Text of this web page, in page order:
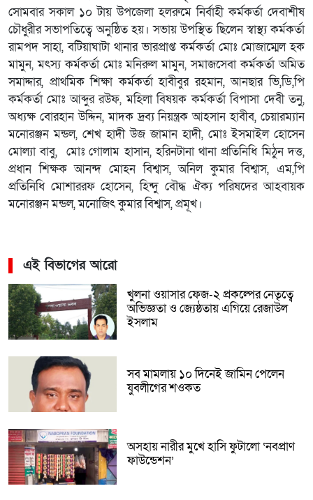
সোমবার সকাল ১০ টায় উপজেলা হলরুমে নির্বাহী কর্মকর্তা দেবাশীষ
চৌধুরীর সভাপতিত্বে অনুষ্ঠিত হয়। সভায় উপস্থিত ছিলেন স্বাস্থ্য কর্মকর্তা
রামপদ সাহা, বটিয়াঘাটা থানার ভারপ্রাপ্ত কর্মকর্তা মোঃ মোজাম্মেল হক
মামুন, মৎস্য কর্মকর্তা মোঃ মনিরুল মামুন, সমাজসেবা কর্মকর্তা অমিত
সমাদ্দার, প্রাথমিক শিক্ষা কর্মকর্তা হাবীবুর রহমান, আনছার ভি,ডি,পি
কর্মকর্তা মোঃ আব্দুর রউফ, মহিলা বিষয়ক কর্মকর্তা বিপাসা দেবী তনু,
অধ্যক্ষ বোরহান উদ্দিন, মাদক দ্রব্য নিয়ন্ত্রক আহসান হাবীব, চেয়ারম্যান
মনোরঞ্জন মন্ডল, শেখ হাদী উজ জামান হাদী, মোঃ ইসমাইল হোসেন
মোল্যা বাবু, মোঃ গোলাম হাসান, হরিনটানা থানা প্রতিনিধি মিঠুন দত্ত,
প্রধান শিক্ষক আনন্দ মোহন বিশ্বাস, অনিল কুমার বিশ্বাস, এম,পি
প্রতিনিধি মোশাররফ হোসেন, হিন্দু বৌদ্ধ ঐক্য পরিষদের আহবায়ক
মনোরঞ্জন মন্ডল, মনোজিৎ কুমার বিশ্বাস, প্রমূখ।
এই বিভাগের আরো
খুলনা ওয়াসার ফেজ-২ প্রকল্পের নেতৃত্বে
অভিজ্ঞতা ও জ্যেষ্ঠতায় এগিয়ে রেজাউল
ইসলাম
সব মামলায় ১০ দিনেই জামিন পেলেন
যুবলীগের শওকত
অসহায় নারীর মুখে হাসি ফুটালো ‘নবপ্রাণ
ফাউন্ডেশন’